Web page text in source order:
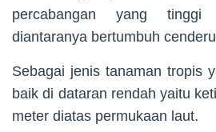
percabangan yang tinggi
diantaranya bertumbuh
Sebagai jenis tanaman tropis
baik di dataran rendah yaitu
meter diatas permukaan laut.